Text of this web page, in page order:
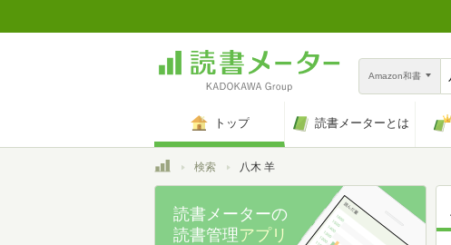
Amazon和書
トップ 読書メーターとは
トップ検索 八木 羊
読書メーターの
読書管理アプリ